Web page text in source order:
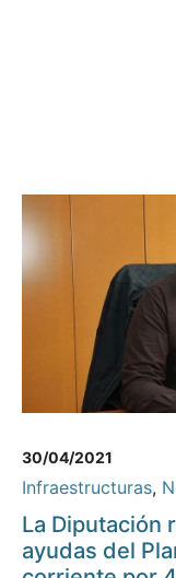
30/04/2021
Infraestructuras,
La Diputación
ayudas del